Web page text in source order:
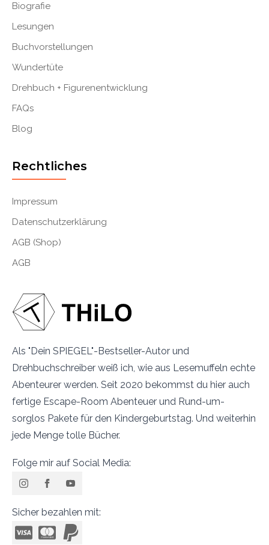
Als "Dein SPIEGEL"-Bestseller-Autor und
Drehbuchschreiber weiß ich, wie aus Lesemuffeln echte
Abenteurer werden. Seit 2020 bekommst du hier auch
fertige Escape-Room Abenteuer und Rund-um-
sorglos Pakete für den Kindergeburtstag. Und weiterhin
jede Menge tolle Bücher.
Folge mir auf Social Media:
Sicher bezahlen mit:
Biografie
Lesungen
Buchvorstellungen
Wundertüte
Drehbuch + Figurenentwicklung
FAQs
Blog
Rechtliches
Impressum
Datenschutzerklärung
AGB (Shop)
AGB